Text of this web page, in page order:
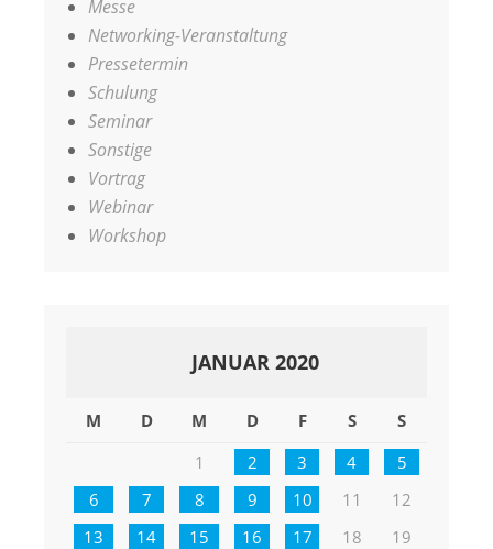
Messe
Networking-Veranstaltung
Pressetermin
Schulung
Seminar
Sonstige
Vortrag
Webinar
Workshop
JANUAR 2020
M D M D F S
S
1
2 3 4
5
6
7 8 9 10 11
12
13
14 15 16 17 18
19